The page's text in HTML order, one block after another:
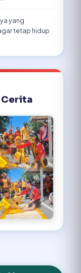
yang
tetap hidup
Cerita